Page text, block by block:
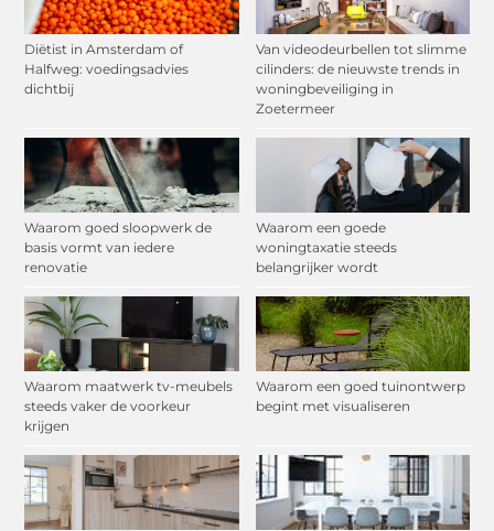
Diëtist in Amsterdam of
Halfweg: voedingsadvies
dichtbij
Van videodeurbellen tot slimme
cilinders: de nieuwste trends in
woningbeveiliging in
Zoetermeer
Waarom goed sloopwerk de
basis vormt van iedere
renovatie
Waarom een goede
woningtaxatie steeds
belangrijker wordt
Waarom maatwerk tv-meubels
steeds vaker de voorkeur
krijgen
Waarom een goed tuinontwerp
begint met visualiseren